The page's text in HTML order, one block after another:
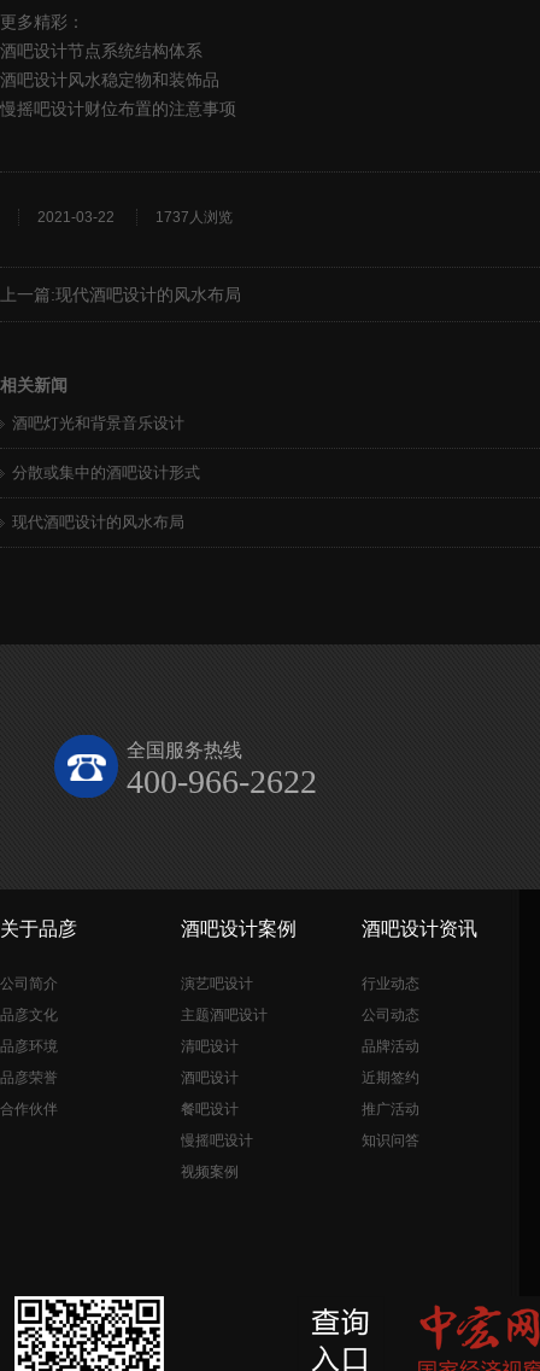
更多精彩：
酒吧设计节点系统结构体系
酒吧设计风水稳定物和装饰品
慢摇吧设计财位布置的注意事项
2021-03-22 1737人浏览
上一篇:现代酒吧设计的风水布局
相关新闻
酒吧灯光和背景音乐设计
分散或集中的酒吧设计形式
现代酒吧设计的风水布局
全国服务热线
400-966-2622
关于品彦
公司简介
品彦文化
品彦环境
品彦荣誉
合作伙伴
酒吧设计案例
演艺吧设计
主题酒吧设计
清吧设计
酒吧设计
餐吧设计
慢摇吧设计
视频案例
酒吧设计资讯
行业动态
公司动态
品牌活动
近期签约
推广活动
知识问答